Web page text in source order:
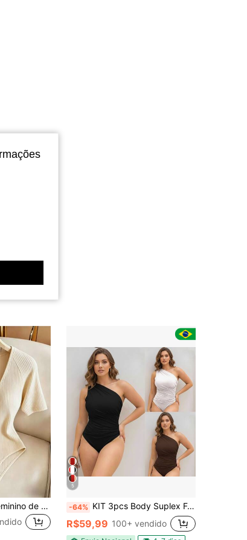
Franclia Bodysuit Feminino de Manga Curta com Decote em V, Canelado e Ajustado em Cor Sólida, Bodysuit Feminino para Primavera/Verão, Bodysuit Feminino Elegante, Adequado para Uso Casual Elegante, Viagem, Festa, Praia, Versátil para o Dia a Dia, Encontro Romântico, Uso em Casa/Escritório
5
-64% KIT 3pcs Body Suplex Feminina Plissado Mula Manca Regata Com Forro Um Ombro Sofisticado Tecido Grosso Franzido Novidade drapeado lateral Moderno Plus Size
R$59,99 100+ vendido